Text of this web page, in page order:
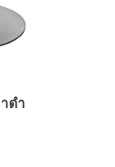
ดำ